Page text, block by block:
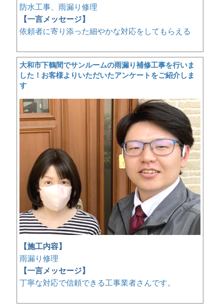
防水工事、雨漏り修理
【一言メッセージ】
依頼者に寄り添った細やかな対応をしてもらえる
大和市下鶴間でサンルームの雨漏り補修工事を行いま
した！お客様よりいただいたアンケートをご紹介しま
す
【施工内容】
雨漏り修理
【一言メッセージ】
丁寧な対応で信頼できる工事業者さんです。